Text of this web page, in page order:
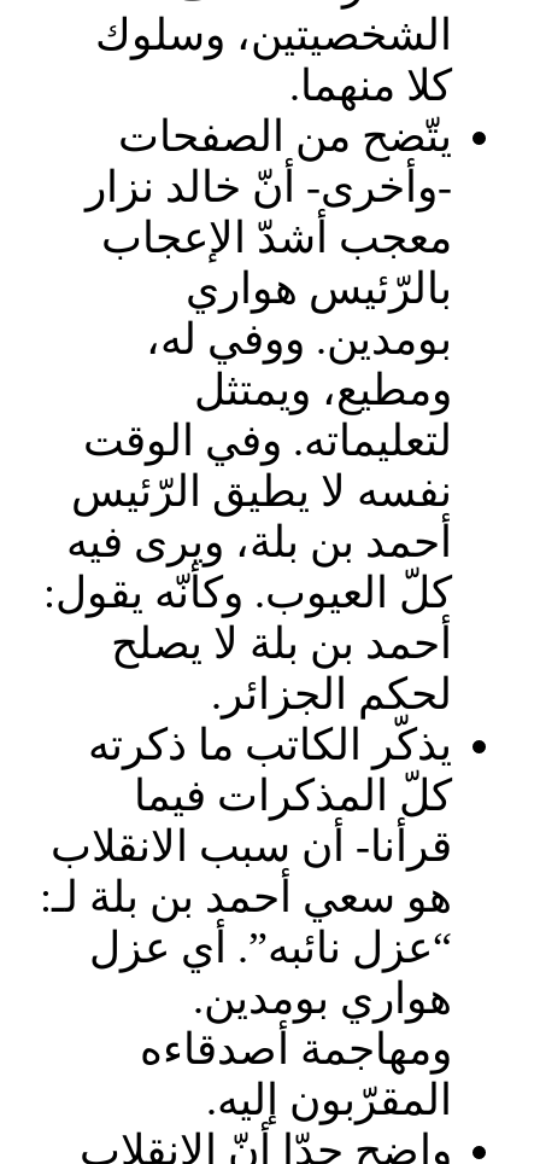
الشخصيتين، وسلوك
كلا منهما.
يتّضح من الصفحات
-وأخرى- أنّ خالد نزار
معجب أشدّ الإعجاب
بالرّئيس هواري
بومدين. ووفي له،
ومطيع، ويمتثل
لتعليماته. وفي الوقت
نفسه لا يطيق الرّئيس
أحمد بن بلة، ويرى فيه
كلّ العيوب. وكأنّه يقول:
أحمد بن بلة لا يصلح
لحكم الجزائر.
يذكّر الكاتب ما ذكرته
كلّ المذكرات فيما
قرأنا- أن سبب الانقلاب
هو سعي أحمد بن بلة لـ:
“عزل نائبه”. أي عزل
هواري بومدين.
ومهاجمة أصدقاءه
المقرّبون إليه.
واضح جدّا أنّ الانقلاب